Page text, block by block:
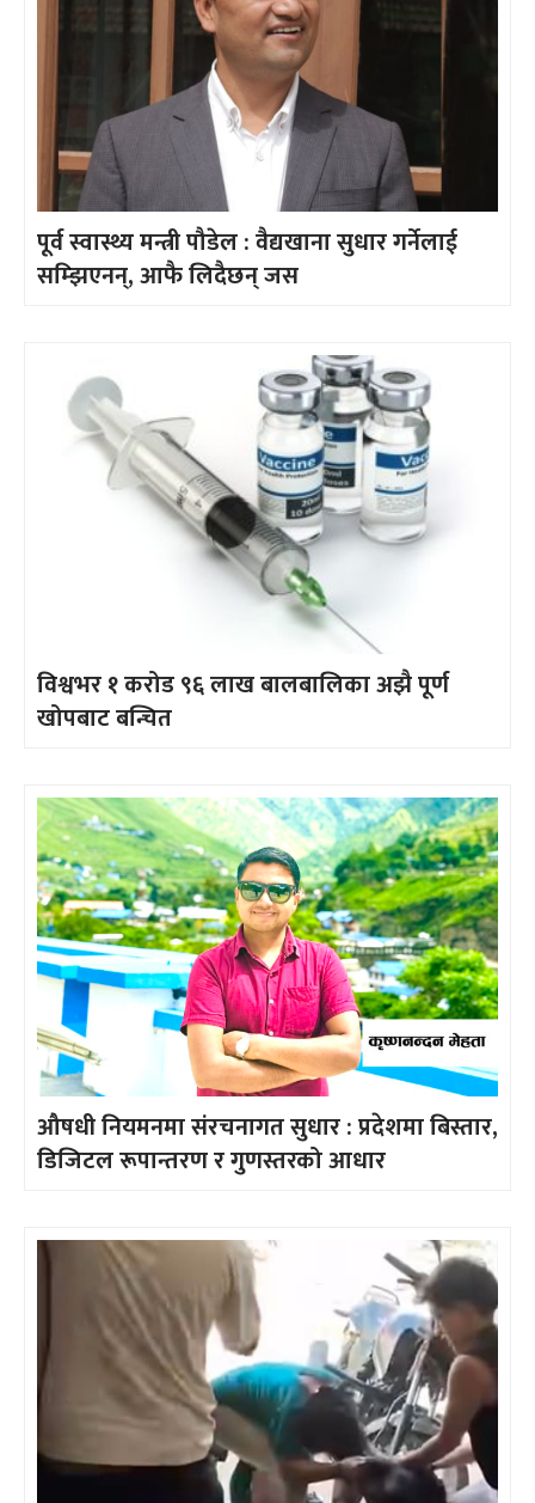
पूर्व स्वास्थ्य मन्त्री पौडेल : वैद्यखाना सुधार गर्नेलाई
सम्झिएनन्, आफै लिदैछन् जस
विश्वभर १ करोड ९६ लाख बालबालिका अझै पूर्ण
खोपबाट बन्चित
औषधी नियमनमा संरचनागत सुधार : प्रदेशमा बिस्तार,
डिजिटल रूपान्तरण र गुणस्तरको आधार